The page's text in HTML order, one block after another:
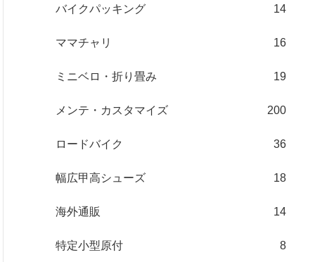
バイクパッキング 14
ママチャリ 16
ミニベロ・折り畳み 19
メンテ・カスタマイズ 200
ロードバイク 36
幅広甲高シューズ 18
海外通販 14
特定小型原付 8